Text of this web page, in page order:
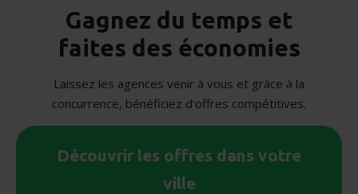
Gagnez du temps et
faites des économies
Laissez les agences venir à vous et grâce à la
concurrence, bénéficiez d'offres compétitives.
Découvrir les offres dans votre
ville